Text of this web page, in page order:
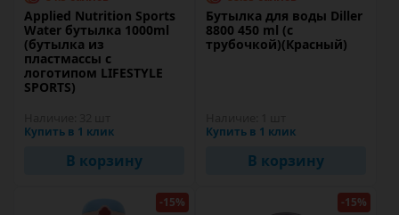
Applied Nutrition Sports
Water бутылка 1000ml
(бутылка из
пластмассы с
логотипом LIFESTYLE
SPORTS)
Купить в 1 клик
В корзину
Бутылка для воды Diller
8800 450 ml (с
трубочкой)(Красный)
Купить в 1 клик
В корзину
-15% -15%